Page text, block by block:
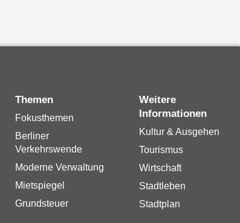
Themen
Fokusthemen
Berliner
Verkehrswende
Moderne Verwaltung
Mietspiegel
Grundsteuer
Weitere
Informationen
Kultur & Ausgehen
Tourismus
Wirtschaft
Stadtleben
Stadtplan